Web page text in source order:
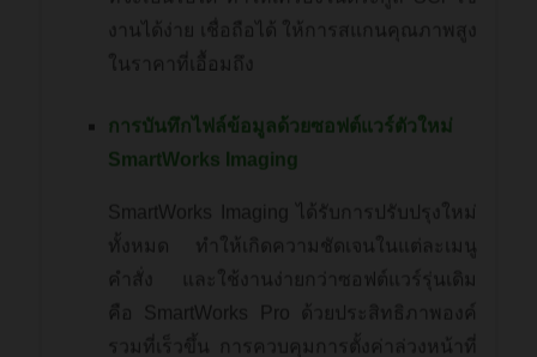
งานได้ง่าย เชื่อถือได้ ให้การสแกนคุณภาพสูง
ในราคาที่เอื้อมถึง
การบันทึกไฟล์ข้อมูลด้วยซอฟต์แวร์ตัวใหม่
SmartWorks Imaging
SmartWorks Imaging ได้รับการปรับปรุงใหม่
ทั้งหมด ทำให้เกิดความชัดเจนในแต่ละเมนู
คำสั่ง และใช้งานง่ายกว่าซอฟต์แวร์รุ่นเดิม
คือ SmartWorks Pro ด้วยประสิทธิภาพองค์
รวมที่เร็วขึ้น การควบคุมการตั้งค่าล่วงหน้าที่